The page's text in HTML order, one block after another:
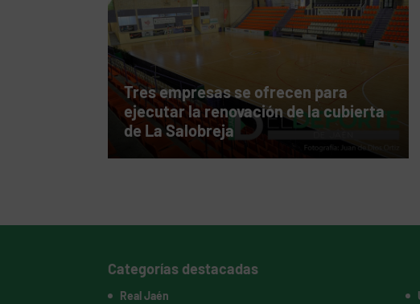
Tres empresas se ofrecen para
ejecutar la renovación de la cubierta
de La Salobreja
Categorías destacadas
Real Jaén